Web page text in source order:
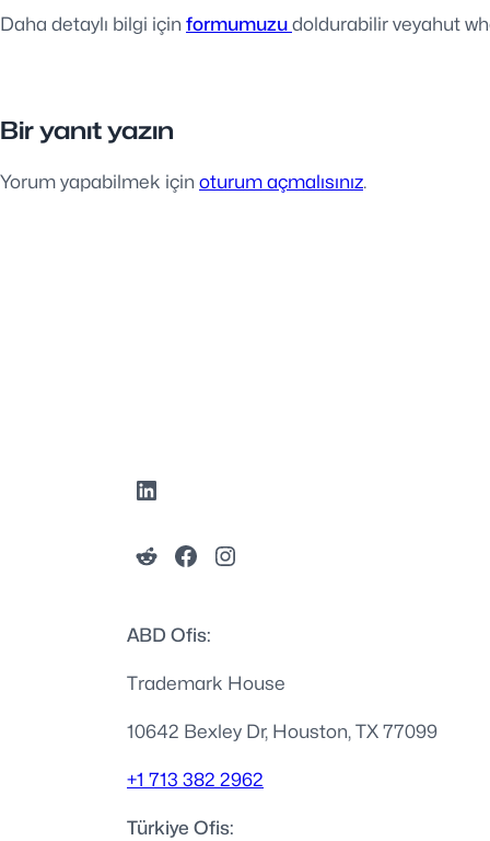
Daha detaylı bilgi için formumuzu doldurabilir veyahut
Bir yanıt yazın
Yorum yapabilmek için oturum açmalısınız.
ABD Ofis:
Trademark House
10642 Bexley Dr, Houston, TX 77099
+1 713 382 2962
Türkiye Ofis: